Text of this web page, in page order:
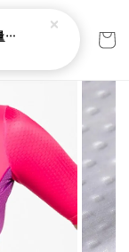
日系[ Karrimor ] cleave 30L 輕量野跑健走包